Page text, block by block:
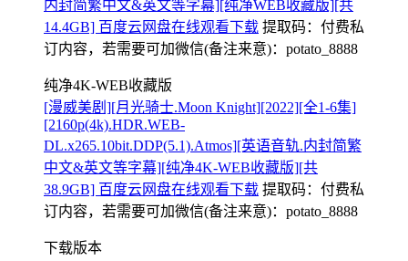
内封简繁中文&英文等字幕][纯净WEB收藏版][共
14.4GB] 百度云网盘在线观看下载 提取码： 付费私
订内容，若需要可加微信(备注来意)：potato_8888
纯净4K-WEB收藏版
[漫威美剧][月光骑士.Moon Knight][2022][全1-6集]
[2160p(4k).HDR.WEB-
DL.x265.10bit.DDP(5.1).Atmos][英语音轨.内封简繁
中文&英文等字幕][纯净4K-WEB收藏版][共
38.9GB] 百度云网盘在线观看下载 提取码： 付费私
订内容，若需要可加微信(备注来意)：potato_8888
下载版本